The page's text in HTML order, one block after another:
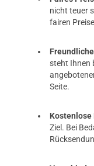
nicht teuer
fairen
steht Ihnen
Seite.
Kostenlose
Ziel. Bei